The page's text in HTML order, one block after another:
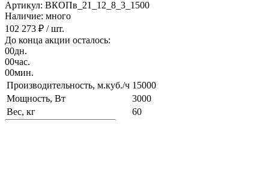
Артикул: ВКОПв_21_12_8_3_1500
Наличие: много
102 273 ₽ / шт.
До конца акции осталось:
00дн.
00час.
00мин.
Производительность, м.куб./ч 15000
Мощность, Вт
3000
Вес, кг
60